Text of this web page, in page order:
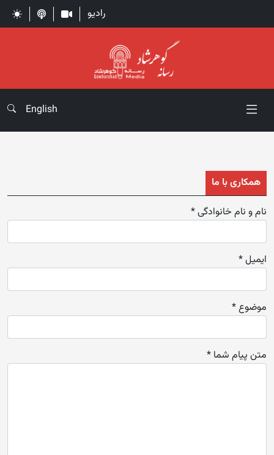
رادیو
English
همکاری با ما
نام و نام خانوادگی *
ایمیل *
موضوع *
متن پیام شما *